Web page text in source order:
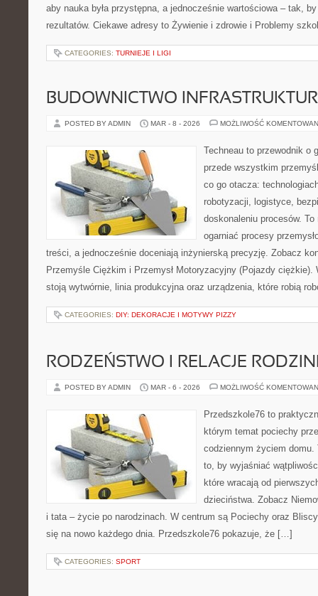
aby nauka była przystępna, a jednocześnie wartościowa – tak, by
rezultatów. Ciekawe adresy to Żywienie i zdrowie i Problemy
CATEGORIES: TURNIEJE I LIGI
BUDOWNICTWO
POSTED BY ADMIN MAR - 8 - 2026 MOŻLIWOŚĆ
Techneau to przewodnik o
przede wszystkim
co go otacza:
robotyzacji, logistyce,
doskonaleniu procesów.
ogarniać procesy
treści, a jednocześnie doceniają inżynierską precyzję. Zobacz
Przemyśle Ciężkim i Przemysł Motoryzacyjny (Pojazdy ciężkie).
stoją wytwórnie, linia produkcyjna oraz urządzenia, które robią
CATEGORIES: DIY: DEKORACJE I MOTYWY PIZZY
RODZEŃSTWO I RELACJE
POSTED BY ADMIN MAR - 6 - 2026 MOŻLIWOŚĆ
Przedszkole76 to
którym temat pociechy
codziennym życiem domu.
to, by wyjaśniać
które wracają od
dzieciństwa. Zobacz
i tata – życie po narodzinach. W centrum są Pociechy oraz
się na nowo każdego dnia. Przedszkole76 pokazuje, że […]
CATEGORIES: SPORT